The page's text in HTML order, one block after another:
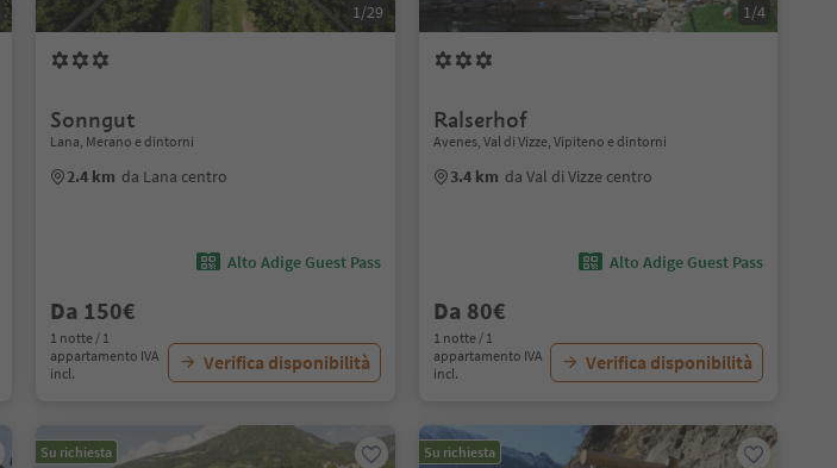
1/29
Sonngut
Lana, Merano e dintorni
2.4 km da Lana centro
Alto Adige Guest Pass
Da 150€
1 notte / 1
appartamento IVA
incl.
Verifica disponibilità
1/4
Ralserhof
Avenes, Val di Vizze, Vipiteno e dintorni
3.4 km da Val di Vizze centro
Alto Adige Guest Pass
Da 80€
1 notte / 1
appartamento IVA
incl.
Verifica disponibilità
Su richiesta Su richiesta